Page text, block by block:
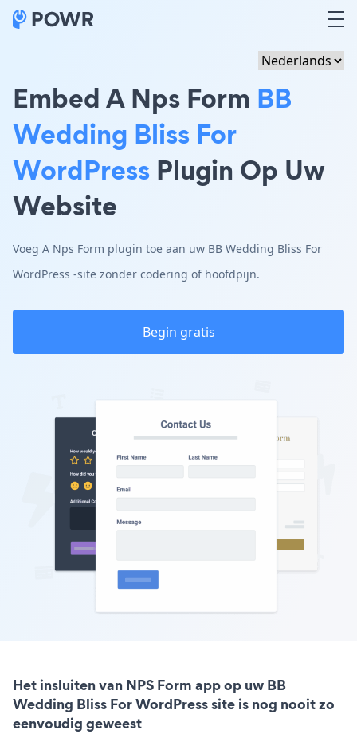
Embed A Nps Form BB
Wedding Bliss For
WordPress Plugin Op Uw
Website
Voeg A Nps Form plugin toe aan uw BB Wedding Bliss For
WordPress -site zonder codering of hoofdpijn.
Begin gratis
Het insluiten van NPS Form app op uw BB
Wedding Bliss For WordPress site is nog nooit zo
eenvoudig geweest